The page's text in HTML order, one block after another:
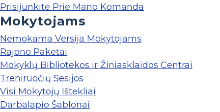
Prisijunkite Prie Mano Komanda
Mokytojams
Nemokama Versija Mokytojams
Rajono Paketai
Mokyklų Bibliotekos ir Žiniasklaidos Centrai
Treniruočių Sesijos
Visi Mokytojų Ištekliai
Darbalapio Šablonai